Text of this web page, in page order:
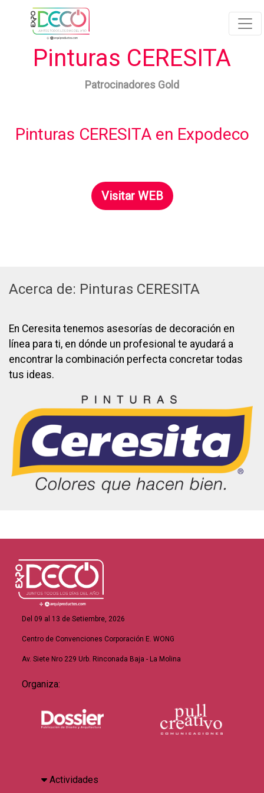
Pinturas CERESITA
Patrocinadores Gold
Pinturas CERESITA en Expodeco
Visitar WEB
Acerca de: Pinturas CERESITA
En Ceresita tenemos asesorías de decoración en
línea para ti, en dónde un profesional te ayudará a
encontrar la combinación perfecta concretar todas
tus ideas.
Del 09 al 13 de Setiembre, 2026
Centro de Convenciones Corporación E. WONG
Av. Siete Nro 229 Urb. Rinconada Baja - La Molina
Organiza:
Actividades